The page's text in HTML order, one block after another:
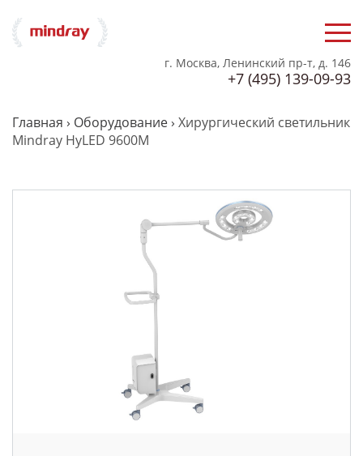
г. Москва, Ленинский пр-т, д. 146
+7 (495) 139-09-93
Главная › Оборудование › Хирургический светильник
Mindray HyLED 9600M